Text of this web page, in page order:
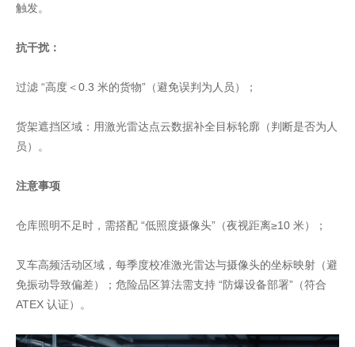
触发。
抗干扰：
过滤 “高度＜0.3 米的货物”（避免误判为人员）；
货架遮挡区域：用激光雷达点云数据补全目标轮廓（判断是否为人
员）。
注意事项
仓库照明不足时，需搭配 “低照度摄像头”（夜视距离≥10 米）；
叉车高频活动区域，每季度校准激光雷达与摄像头的坐标映射（避
免振动导致偏差）；危险品区算法需支持 “防爆设备部署”（符合
ATEX 认证）。